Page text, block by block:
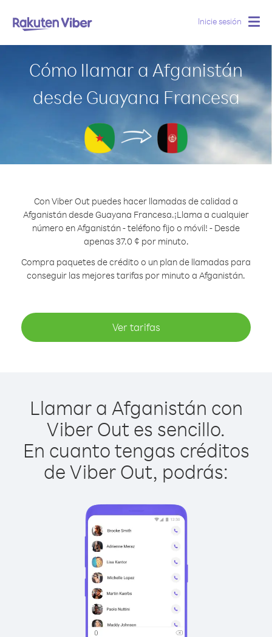
Inicie sesión
Cómo llamar a Afganistán
desde Guayana Francesa
Con Viber Out puedes hacer llamadas de calidad a
Afganistán desde Guayana Francesa.¡Llama a cualquier
número en Afganistán - teléfono fijo o móvil! - Desde
apenas 37.0 ¢ por minuto.
Compra paquetes de crédito o un plan de llamadas para
conseguir las mejores tarifas por minuto a Afganistán.
Ver tarifas
Llamar a Afganistán con
Viber Out es sencillo.
En cuanto tengas créditos
de Viber Out, podrás: